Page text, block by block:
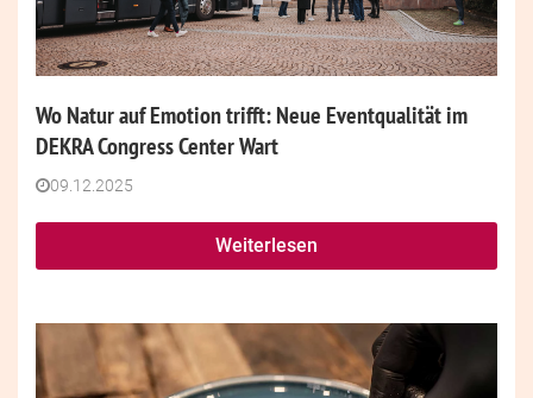
Wo Natur auf Emotion trifft: Neue Eventqualität im
DEKRA Congress Center Wart
09.12.2025
Weiterlesen